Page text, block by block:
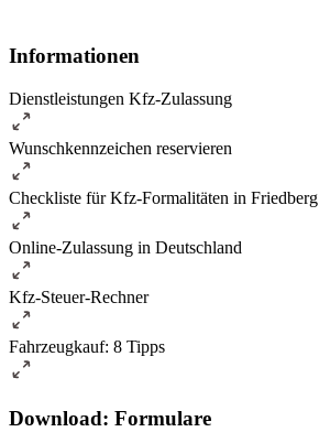
Informationen
Dienstleistungen Kfz-Zulassung
Wunschkennzeichen reservieren
Checkliste für Kfz-Formalitäten in Friedberg
Online-Zulassung in Deutschland
Kfz-Steuer-Rechner
Fahrzeugkauf: 8 Tipps
Download: Formulare